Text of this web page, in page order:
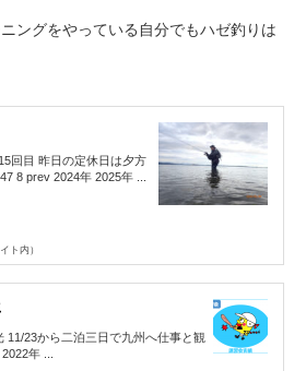
ングをやっている自分でもハゼ釣りは
回目 昨日の定休日は夕方
8 prev 2024年 2025年 ...
ト内）
11/23から二泊三日で九州へ仕事と観
年 ...